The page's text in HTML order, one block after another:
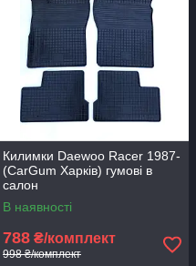
Килимки Daewoo Racer 1987-
(CarGum Харків) гумові в
салон
В наявності
788 ₴/комплект
998 ₴/комплект